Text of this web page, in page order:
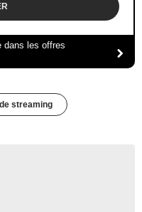
dans les offres
streaming